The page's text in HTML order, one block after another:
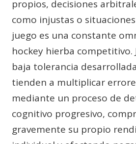
propios, decisiones
como injustas o
juego es una constante
hockey hierba competitivo.
baja tolerancia
tienden a multiplicar
mediante un proceso de
cognitivo progresivo,
gravemente su propio